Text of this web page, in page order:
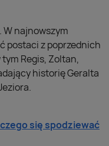
W najnowszym
postaci z poprzednich
Regis, Zoltan,
historię Geralta
się spodziewać